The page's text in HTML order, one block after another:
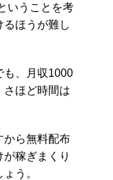
いうことを考
るほうが難し
も、月収1000
さほど時間は
から無料配布
稼ぎまくり
う。